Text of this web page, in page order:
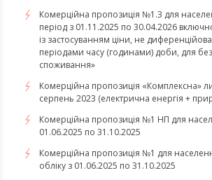
Комерційна пропозиція №1.3 для
період з 01.11.2025 по 30.04.2026
із застосуванням ціни, не
періодами часу (годинами) доби, для
споживання»
​​​​​​​Комерційна пропозиція «Комплексна»
серпень 2023 (електрична енергія +
Комерційна пропозиція №1 НП для
01.06.2025 по 31.10.2025
Комерційна пропозиція №1 для
обліку з 01.06.2025 по 31.10.2025